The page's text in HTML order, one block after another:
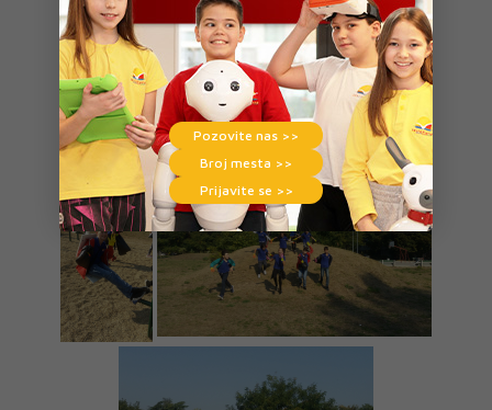
Pozovite nas >>
Broj mesta >>
Prijavite se >>